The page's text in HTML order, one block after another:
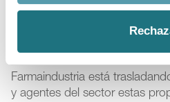
disposición adicional 6ª, y
por inversiones en I+D y los
Farmaindustria está
y agentes del sector estas